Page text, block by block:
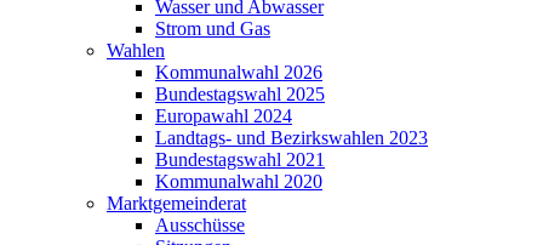
Wasser und Abwasser
Strom und Gas
Wahlen
Kommunalwahl 2026
Bundestagswahl 2025
Europawahl 2024
Landtags- und Bezirkswahlen 2023
Bundestagswahl 2021
Kommunalwahl 2020
Marktgemeinderat
Ausschüsse